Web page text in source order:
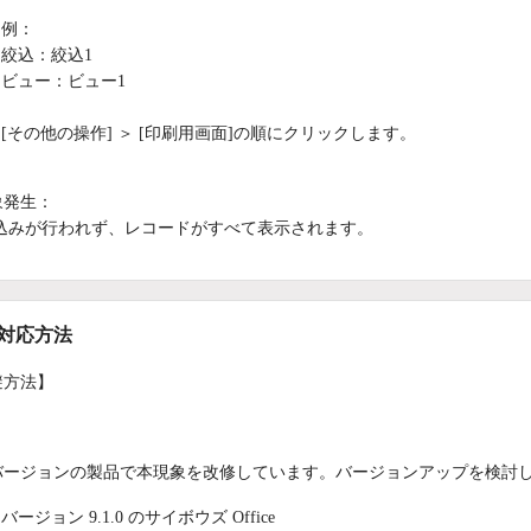
例：
絞込：絞込1
ビュー：ビュー1
[その他の操作] ＞ [印刷用画面]の順にクリックします。
生：
が行われず、レコードがすべて表示されます。
応方法
法】
ジョンの製品で本現象を改修しています。バージョンアップを検討
バージョン 9.1.0 のサイボウズ Office